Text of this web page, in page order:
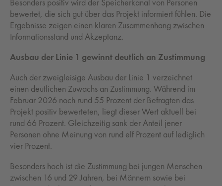
Besonders positiv wird der Speicherkanal von Personen
bewertet, die sich gut über das Projekt informiert fühlen. Die
Ergebnisse zeigen einen klaren Zusammenhang zwischen
Informationsstand und Akzeptanz.
Ausbau der Linie 1 gewinnt deutlich an Zustimmung
Auch der zweigleisige Ausbau der Linie 1 verzeichnet
einen deutlichen Zuwachs an Zustimmung. Während im
Februar 2026 noch rund 55 Prozent der Befragten das
Projekt positiv bewerteten, liegt dieser Wert aktuell bei
rund 66 Prozent. Gleichzeitig sank der Anteil jener
Personen ohne Meinung von rund elf Prozent auf lediglich
vier Prozent.
Besonders hoch ist die Zustimmung bei jungen Menschen
zwischen 16 und 29 Jahren, bei Männern sowie bei